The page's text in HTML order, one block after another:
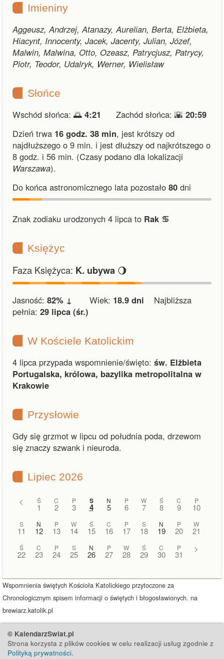
Imieniny
Aggeusz, Andrzej, Atanazy, Aurelian, Berta, Elżbieta,
Hiacynt, Innocenty, Jacek, Jacenty, Julian, Józef,
Malwin, Malwina, Otto, Ozeasz, Patrycjusz, Patrycy,
Piotr, Teodor, Udalryk, Werner, Wielisław
Słońce
Wschód słońca: 🌅 4:21 Zachód słońca: 🌇 20:59
Dzień trwa 16 godz. 38 min, jest krótszy od
najdłuższego o 9 min. i jest dłuższy od najkrótszego o
8 godz. i 56 min. (Czasy podano dla lokalizacji
Warszawa).
Do końca astronomicznego lata pozostało 80 dni
Znak zodiaku urodzonych 4 lipca to Rak ♋︎
Księżyc
Faza Księżyca: K. ubywa 🌖
Jasność: 82% ↓ Wiek: 18.9 dni Najbliższa
pełnia: 29 lipca (śr.)
W Kościele Katolickim
4 lipca przypada wspomnienie/święto: św. Elżbieta
Portugalska, królowa, bazylika metropolitalna w
Krakowie
Przysłowie
Gdy się grzmot w lipcu od południa poda, drzewom
się znaczy szwank i nieuroda.
Lipiec 2026
< Ś
1
C
2
P
3
S
4
N
5
P
6
W
7
Ś
8
C
9
P
10
S
11
N
12
P
13
W
14
Ś
15
C
16
P
17
S
18
N
19
P
20
W
21
Ś
22
C
23
P
24
S
25
N
26
P
27
W
28
Ś
29
C
30
P
31
>
Wspomnienia świętych Kościoła Katolickiego przytoczone za
Chronologicznym spisem informacji o świętych i błogosławionych. na
brewiarz.katolik.pl
© KalendarzSwiat.pl
Strona korzysta z plików cookies w celu realizacji usług zgodnie z
Polityką prywatności.